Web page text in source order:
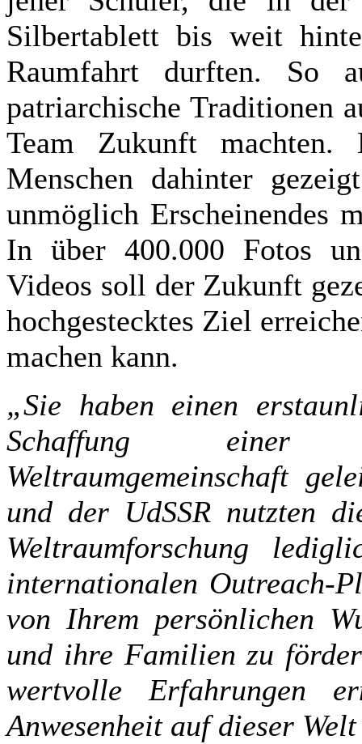
Silbertablett bis weit
Raumfahrt durften. So
patriarchische Traditionen
Team Zukunft
Menschen dahinter
unmöglich Erscheinendes
In über 400.000 Fotos
Videos soll der Zukunft
hochgestecktes Ziel
machen kann.
„Sie haben einen
Schaffung einer
Weltraumgemeinschaft
und der UdSSR nutzten
Weltraumforschung
internationalen Outreach-
von Ihrem persönlichen
und ihre Familien zu
wertvolle Erfahrungen
Anwesenheit auf dieser